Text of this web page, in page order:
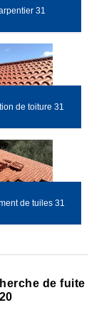
31
de toiture 31
de tuiles 31
de fuite